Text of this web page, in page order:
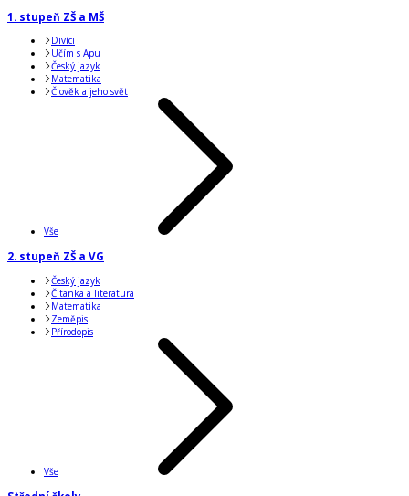
1. stupeň ZŠ a MŠ
Divíci
Učím s Apu
Český jazyk
Matematika
Člověk a jeho svět
Vše
2. stupeň ZŠ a VG
Český jazyk
Čítanka a literatura
Matematika
Zeměpis
Přírodopis
Vše